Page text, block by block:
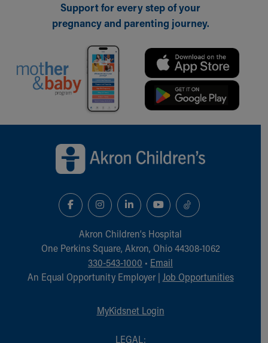
Support for every step of your
pregnancy and parenting journey.
Akron Children‘s Hospital
One Perkins Square, Akron, Ohio 44308-1062
330-543-1000 • Email
An Equal Opportunity Employer | Job Opportunities
MyKidsnet Login
LEGAL: